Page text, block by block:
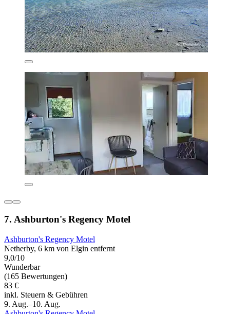
7. Ashburton's Regency Motel
Ashburton's Regency Motel
Netherby, 6 km von Elgin entfernt
9,0/10
Wunderbar
(165 Bewertungen)
83 €
inkl. Steuern & Gebühren
9. Aug.–10. Aug.